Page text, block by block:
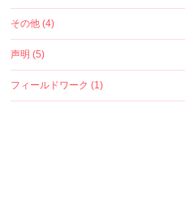
その他 (4)
声明 (5)
フィールドワーク (1)